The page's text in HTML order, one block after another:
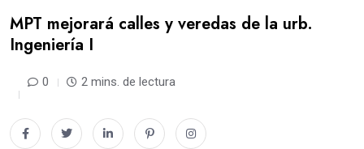
MPT mejorará calles y veredas de la urb.
Ingeniería I
0 2 mins. de lectura